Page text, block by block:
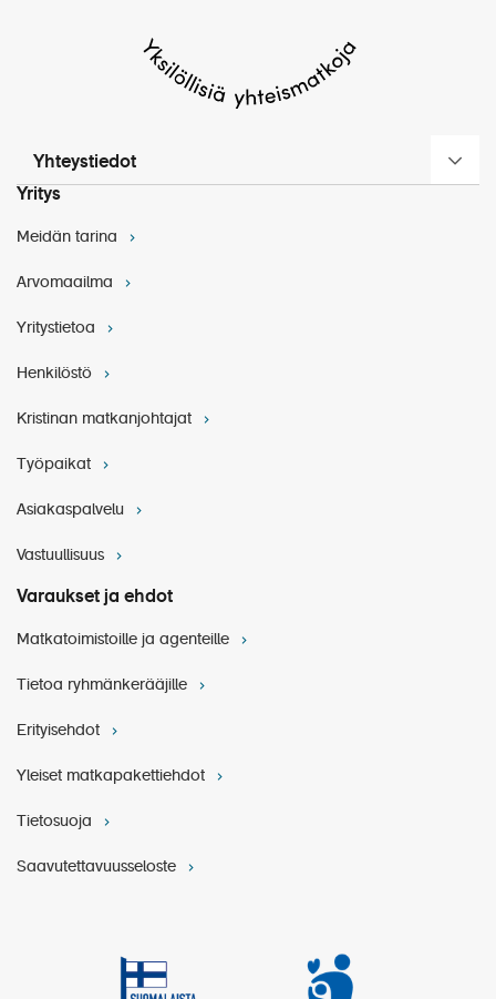
Yhteystiedot
Yritys
Meidän tarina
Arvomaailma
Yritystietoa
Henkilöstö
Kristinan matkanjohtajat
Työpaikat
Asiakaspalvelu
Vastuullisuus
Varaukset ja ehdot
Matkatoimistoille ja agenteille
Tietoa ryhmänkerääjille
Erityisehdot
Yleiset matkapakettiehdot
Tietosuoja
Saavutettavuusseloste